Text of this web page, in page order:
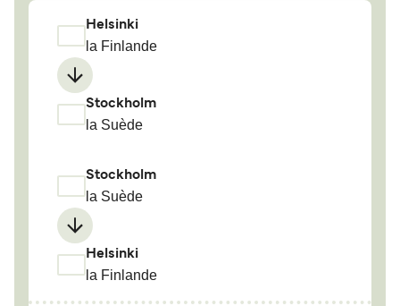
Helsinki
la Finlande
Stockholm
la Suède
Stockholm
la Suède
Helsinki
la Finlande